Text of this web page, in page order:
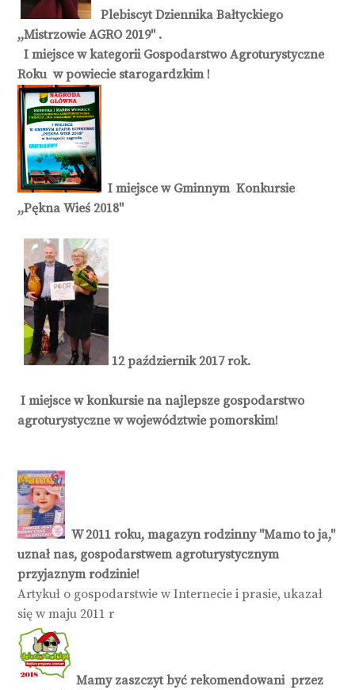
Plebiscyt Dziennika Bałtyckiego
,,Mistrzowie AGRO 2019'' .
I miejsce w kategorii Gospodarstwo Agroturystyczne
Roku w powiecie starogardzkim !
I miejsce w Gminnym Konkursie
,,Pękna Wieś 2018"
12 październik 2017 rok.
I miejsce w konkursie na najlepsze gospodarstwo
agroturystyczne w województwie pomorskim!
W 2011 roku, magazyn rodzinny "Mamo to ja,"
uznał nas, gospodarstwem agroturystycznym
przyjaznym rodzinie!
Artykuł o gospodarstwie w Internecie i prasie, ukazał
się w maju 2011 r
Mamy zaszczyt być rekomendowani przez